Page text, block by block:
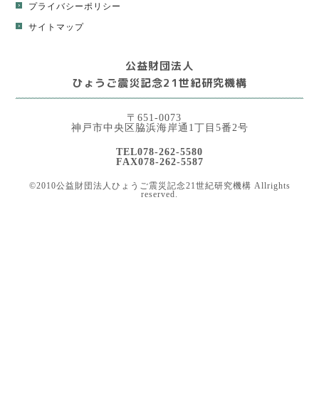
プライバシーポリシー
サイトマップ
公益財団法人
ひょうご震災記念21世紀研究機構
〒651-0073
神戸市中央区脇浜海岸通1丁目5番2号
TEL078-262-5580
FAX078-262-5587
©2010公益財団法人ひょうご震災記念21世紀研究機構 Allrights
reserved.